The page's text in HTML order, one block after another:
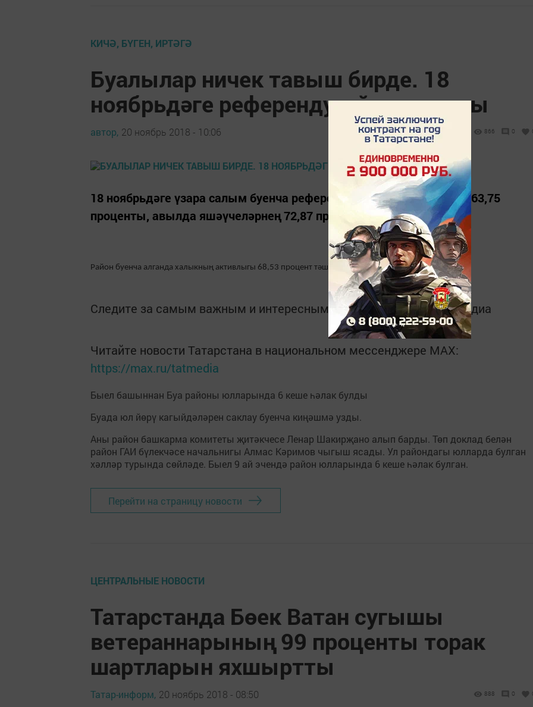
КИЧӘ, БҮГЕН, ИРТӘГӘ
Буалылар ничек тавыш бирде. 18
ноябрьдәге референдум йомгаклары
автор, 20 ноябрь 2018 - 10:06 866 0
18 ноябрьдәге үзара салым буенча референдумда шәһәрлеләрнең 63,75
проценты, авылда яшәүчеләрнең 72,87 проценты тавыш бирде.
Район буенча алганда халыкның активлыгы 68,53 процент тәшкил итте.
Следите за самым важным и интересным в Telegram-каналеТатмедиа
Читайте новости Татарстана в национальном мессенджере MАХ:
https://max.ru/tatmedia
Быел башыннан Буа районы юлларында 6 кеше һәлак булды
Буада юл йөрү кагыйдәләрен саклау буенча киңәшмә узды.
Аны район башкарма комитеты җитәкчесе Ленар Шакирҗано алып барды. Төп доклад белән
район ГАИ бүлекчәсе начальнигы Алмас Кәримов чыгыш ясады. Ул райондагы юлларда булган
хәлләр турында сөйләде. Быел 9 ай эчендә район юлларында 6 кеше һәлак булган.
Перейти на страницу новости
ЦЕНТРАЛЬНЫЕ НОВОСТИ
Татарстанда Бөек Ватан сугышы
ветераннарының 99 проценты торак
шартларын яхшыртты
Татар-информ, 20 ноябрь 2018 - 08:50 888 0